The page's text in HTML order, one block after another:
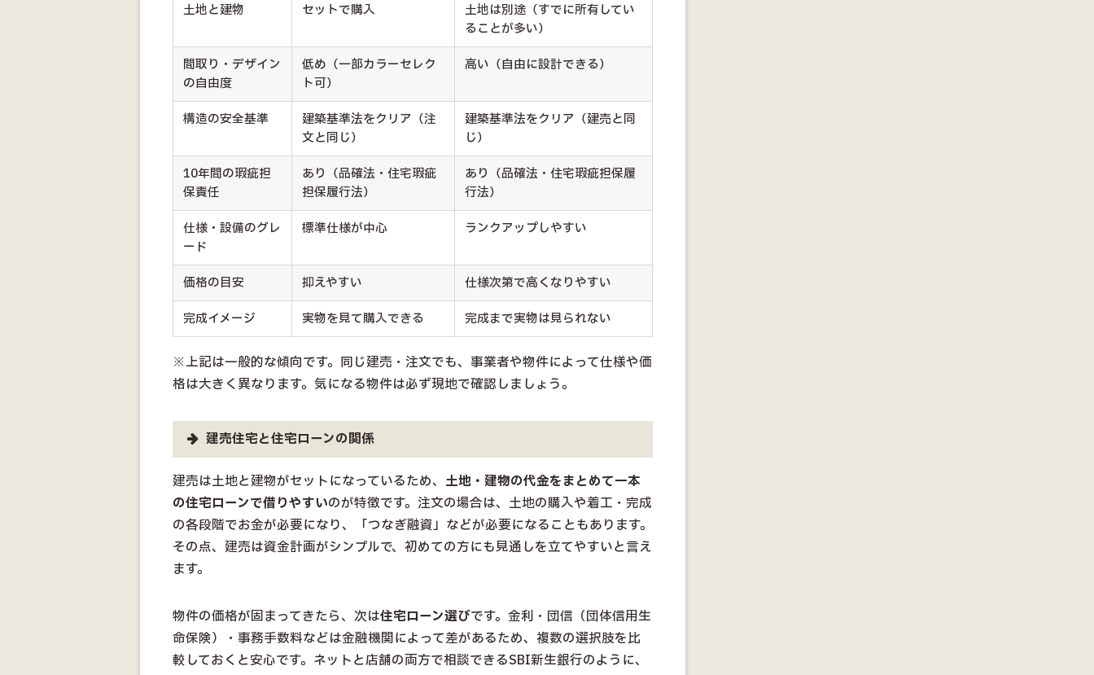
土地と建物
セットで購入
土地は別途（すでに所有してい
ることが多い）
間取り・デザイン
の自由度
低め（一部カラーセレク
ト可）
高い（自由に設計できる）
構造の安全基準
建築基準法をクリア（注
文と同じ）
建築基準法をクリア（建売と同
じ）
10年間の瑕疵担
保責任
あり（品確法・住宅瑕疵
担保履行法）
あり（品確法・住宅瑕疵担保履
行法）
仕様・設備のグレ
ード
標準仕様が中心 ランクアップしやすい
価格の目安 抑えやすい
仕様次第で高くなりやすい
完成イメージ
実物を見て購入できる 完成まで実物は見られない
※上記は一般的な傾向です。同じ建売・注文でも、事業者や物件によって仕様や価
格は大きく異なります。気になる物件は必ず現地で確認しましょう。
建売住宅と住宅ローンの関係
建売は土地と建物がセットになっているため、 土地・建物の代金をまとめて一本
の住宅ローンで借りやすいのが特徴です。注文の場合は、土地の購入や着工・完成
の各段階でお金が必要になり、「つなぎ融資」などが必要になることもあります。
その点、建売は資金計画がシンプルで、初めての方にも見通しを立てやすいと言え
ます。
物件の価格が固まってきたら、次は住宅ローン選びです。金利・団信（団体信用生
命保険）・事務手数料などは金融機関によって差があるため、複数の選択肢を比
較しておくと安心です。ネットと店舗の両方で相談できるSBI新生銀行のように、